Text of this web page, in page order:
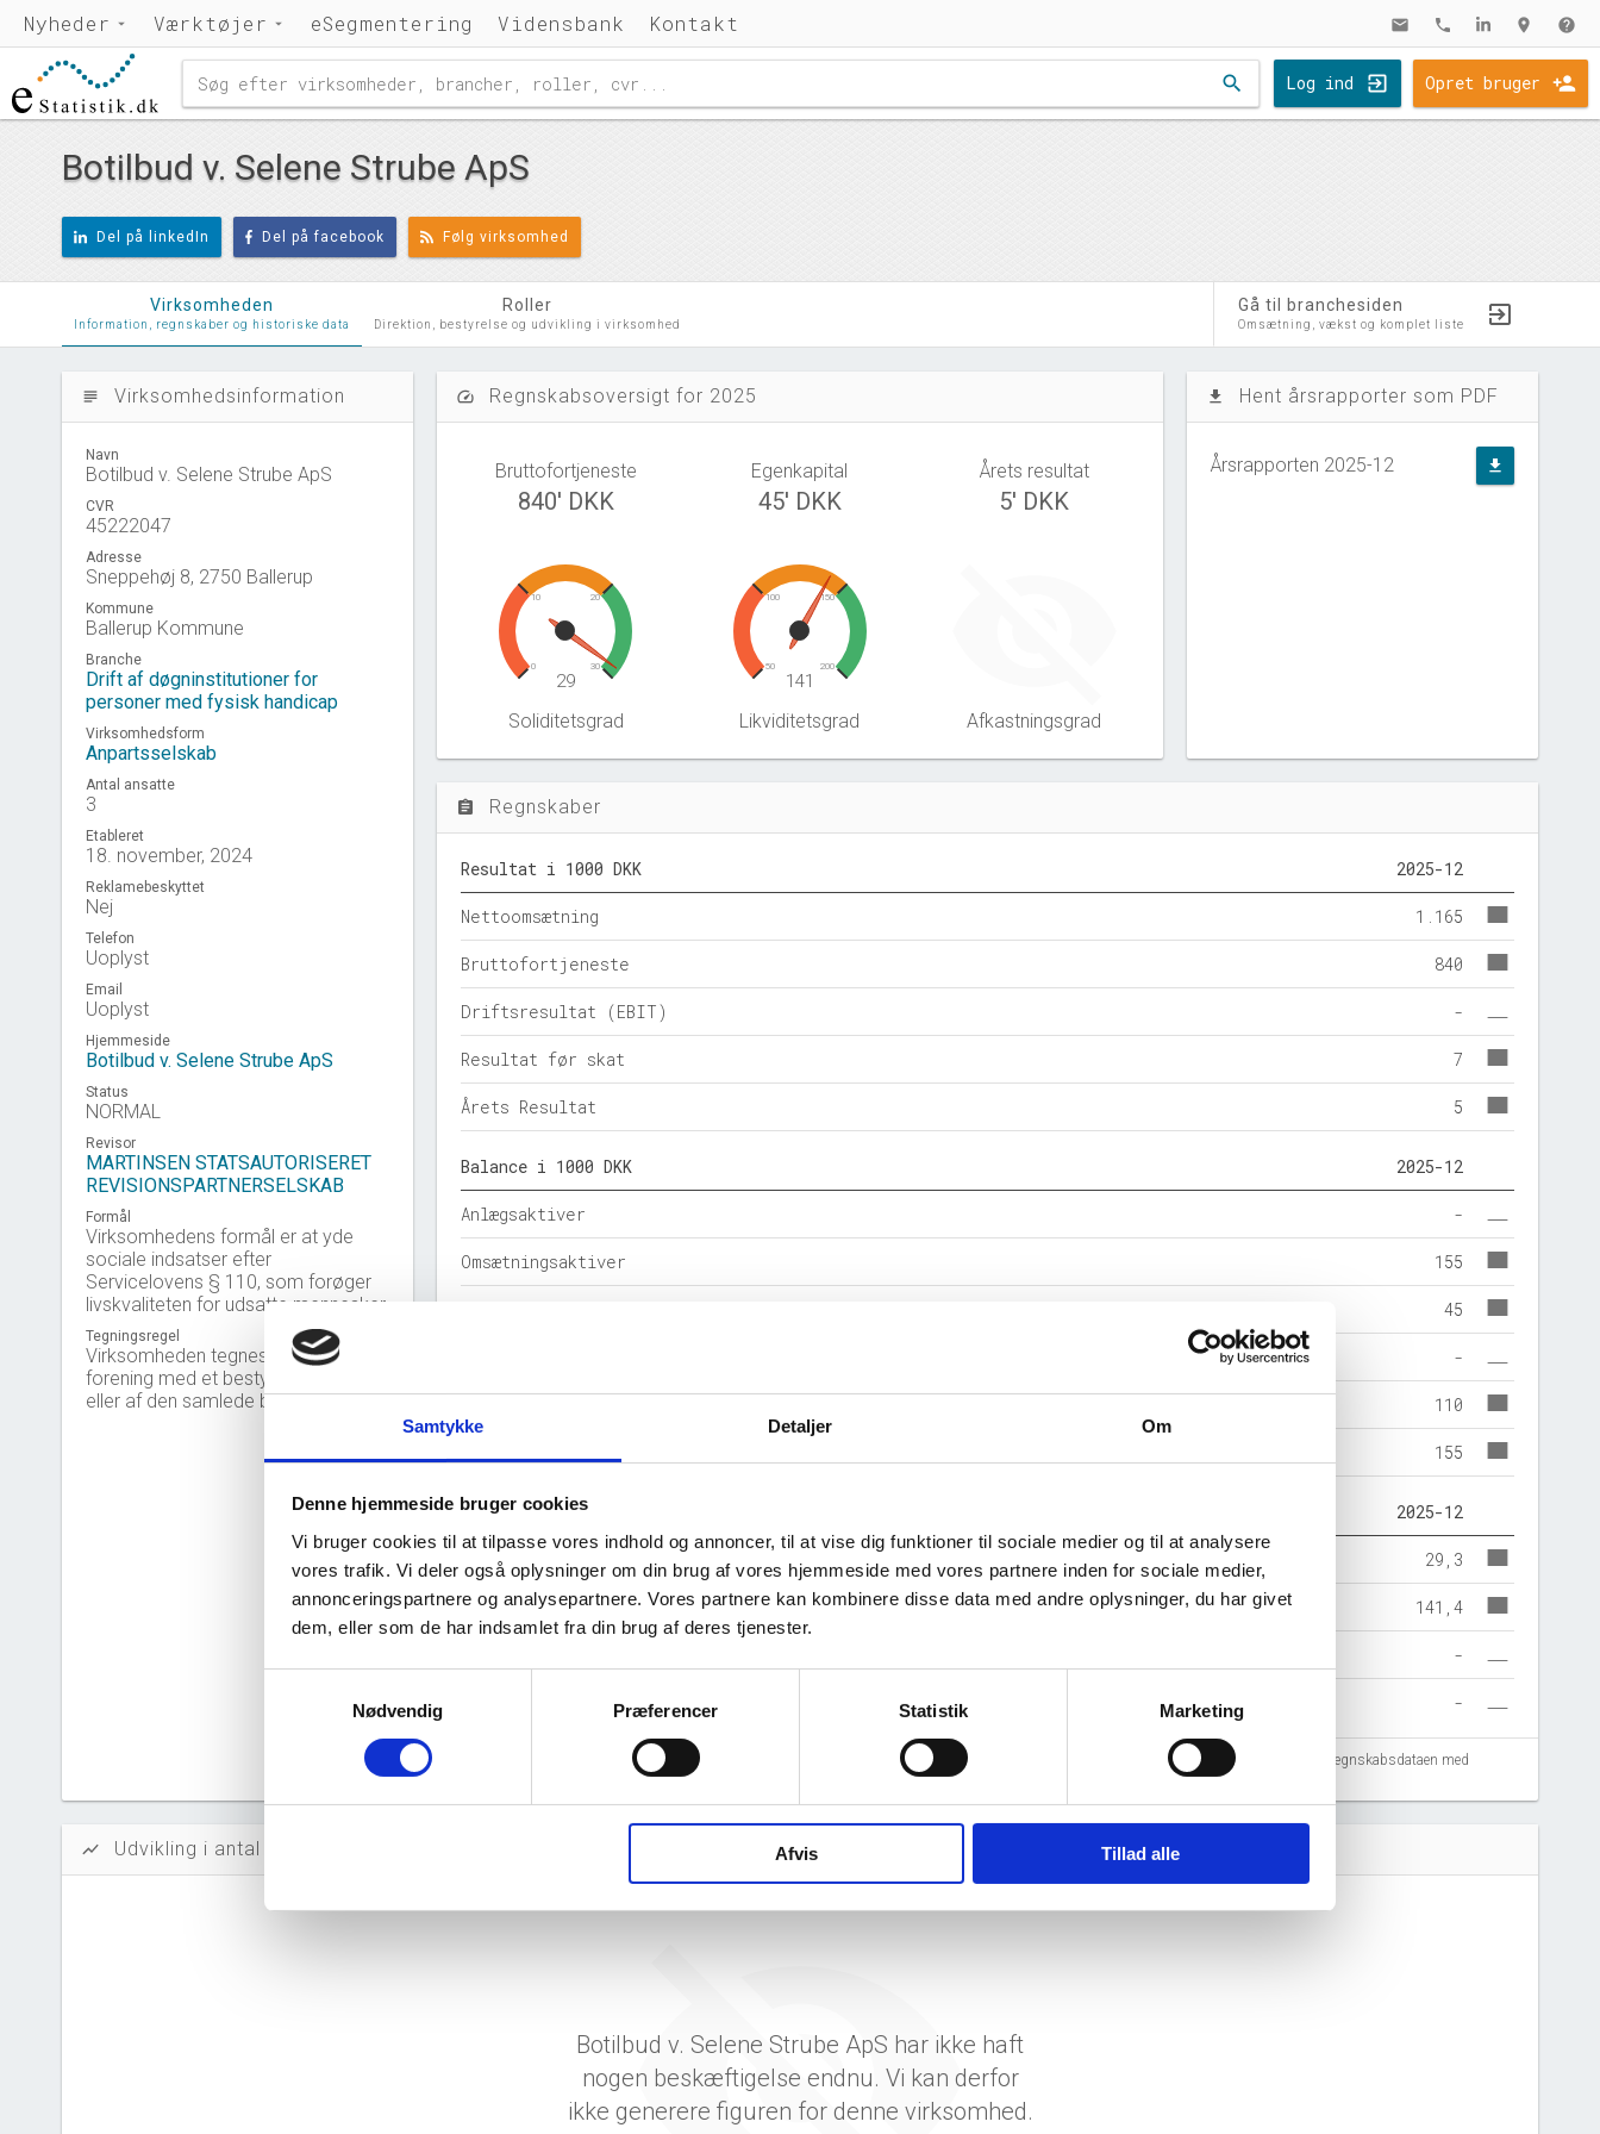
Samtykke Detaljer Om
Denne hjemmeside bruger cookies
Vi bruger cookies til at tilpasse vores indhold og annoncer, til at vise dig funktioner til sociale medier og til at analysere
vores trafik. Vi deler også oplysninger om din brug af vores hjemmeside med vores partnere inden for sociale medier,
annonceringspartnere og analysepartnere. Vores partnere kan kombinere disse data med andre oplysninger, du har givet
dem, eller som de har indsamlet fra din brug af deres tjenester.
Nødvendig
Præferencer Statistik Marketing
Afvis Tillad alle
Nyheder Værktøjer eSegmentering Vidensbank Kontakt mail phone location_on help
search Log ind Opret bruger
Botilbud v. Selene Strube ApS
Del på linkedIn Del på facebook Følg virksomhed
Virksomheden
Information, regnskaber og historiske data
Roller
Direktion, bestyrelse og udvikling i virksomhed
Gå til branchesiden
Omsætning, vækst og komplet liste
subject Virksomhedsinformation
Navn
Botilbud v. Selene Strube ApS
CVR
45222047
Adresse
Sneppehøj 8, 2750 Ballerup
Kommune
Ballerup Kommune
Branche
Drift af døgninstitutioner for
personer med fysisk handicap
Virksomhedsform
Anpartsselskab
Antal ansatte
3
Etableret
18. november, 2024
Reklamebeskyttet
Nej
Telefon
Uoplyst
Email
Uoplyst
Hjemmeside
Botilbud v. Selene Strube ApS
Status
NORMAL
Revisor
MARTINSEN STATSAUTORISERET
REVISIONSPARTNERSELSKAB
Formål
Virksomhedens formål er at yde
sociale indsatser efter
Servicelovens § 110, som forøger
livskvaliteten for udsatte mennesker.
Tegningsregel
Virksomheden tegnes af direktøren i
forening med et bestyrelsesmedlem
eller af den samlede bestyrelse.
speed Regnskabsoversigt for 2025
Bruttofortjeneste
840' DKK
Egenkapital
45' DKK
Årets resultat
5' DKK
0
10 20
30
29
Soliditetsgrad
50
100 150
200
141
Likviditetsgrad Afkastningsgrad
file_download Hent årsrapporter som PDF
Årsrapporten 2025-12 file_download
assignment Regnskaber
Resultat i 1000 DKK 2025-12
Nettoomsætning 1.165
Bruttofortjeneste 840
Driftsresultat (EBIT) -
Resultat før skat 7
Årets Resultat 5
Balance i 1000 DKK 2025-12
Anlægsaktiver -
Omsætningsaktiver 155
45
-
110
155
Nøgletal i % 2025-12
Soliditetsgrad 29,3
Likviditetsgrad 141,4
-
-
Tal fra erhvervsstyrelsens regnskabs-API. eStatistik henviser til Erhvervsstyrelsen ved eventuelle fejlregistreringer. Vi anbefaler at krydstjekke regnskabsdataen med
show_chart Udvikling i antal ansatte
Botilbud v. Selene Strube ApS har ikke haft
nogen beskæftigelse endnu. Vi kan derfor
ikke generere figuren for denne virksomhed.